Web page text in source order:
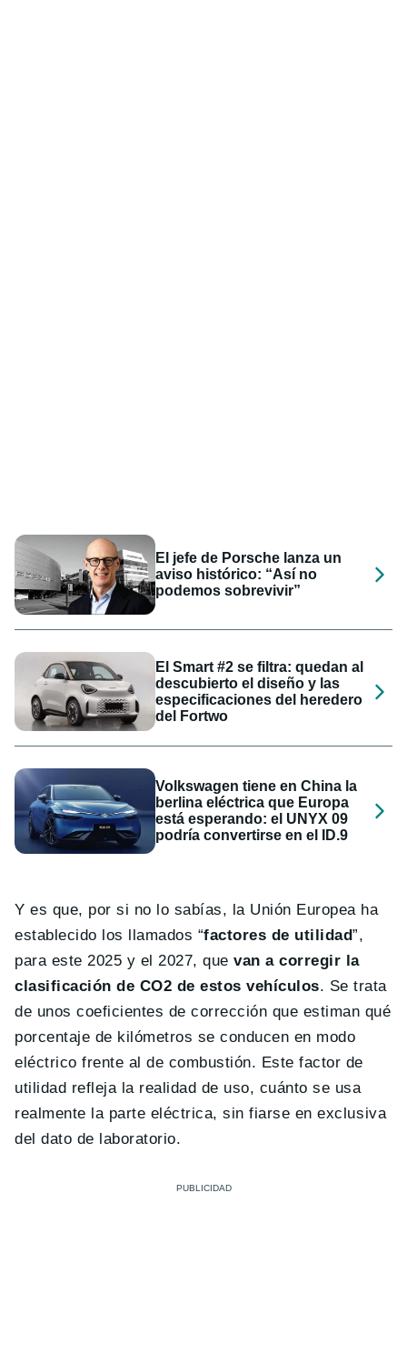
El jefe de Porsche lanza un
aviso histórico: “Así no
podemos sobrevivir”
El Smart #2 se filtra: quedan al
descubierto el diseño y las
especificaciones del heredero
del Fortwo
Volkswagen tiene en China la
berlina eléctrica que Europa
está esperando: el UNYX 09
podría convertirse en el ID.9
Y es que, por si no lo sabías, la Unión Europea ha
establecido los llamados “factores de utilidad”,
para este 2025 y el 2027, quevan a corregir la
clasificación de CO2 de estos vehículos. Se trata
de unos coeficientes de corrección que estiman qué
porcentaje de kilómetros se conducen en modo
eléctrico frente al de combustión. Este factor de
utilidad refleja la realidad de uso, cuánto se usa
realmente la parte eléctrica, sin fiarse en exclusiva
del dato de laboratorio.